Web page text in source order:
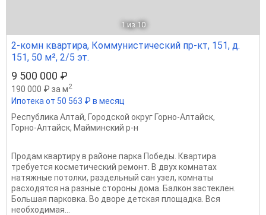
1 из 10
2-комн квартира, Коммунистический пр-кт, 151, д.
151, 50 м², 2/5 эт.
9 500 000 ₽
190 000 ₽ за м2
Ипотека от 50 563 ₽ в месяц
Республика Алтай, Городской округ Горно-Алтайск,
Горно-Алтайск, Майминский р-н
Продам квартиру в районе парка Победы. Квартира
требуется косметический ремонт. В двух комнатах
натяжные потолки, раздельный сан узел, комнаты
расходятся на разные стороны дома. Балкон застеклен.
Большая парковка. Во дворе детская площадка. Вся
необходимая...